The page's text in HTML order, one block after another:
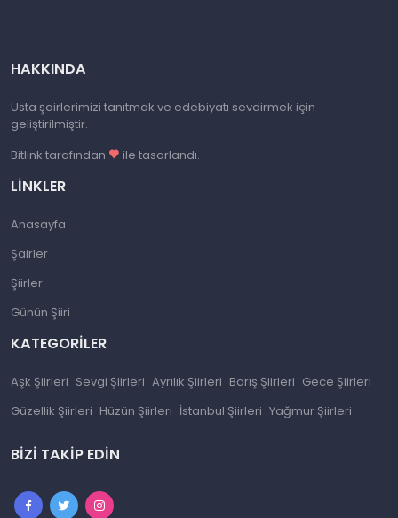
HAKKINDA
Usta şairlerimizi tanıtmak ve edebiyatı sevdirmek için
geliştirilmiştir.
Bitlink tarafından
ile tasarlandı.
LINKLER
Anasayfa
Şairler
Şiirler
Günün Şiiri
KATEGORILER
Aşk Şiirleri Sevgi Şiirleri Ayrılık Şiirleri Barış Şiirleri Gece Şiirleri
Güzellik Şiirleri Hüzün Şiirleri İstanbul Şiirleri Yağmur Şiirleri
BIZI TAKIP EDIN